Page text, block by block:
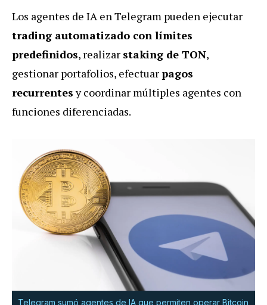
Los agentes de IA en Telegram pueden ejecutar
trading automatizado con límites
predefinidos, realizar staking de TON,
gestionar portafolios, efectuarpagos
recurrentesy coordinar múltiples agentes con
funciones diferenciadas.
Telegram sumó agentes de IA que permiten operar Bitcoin